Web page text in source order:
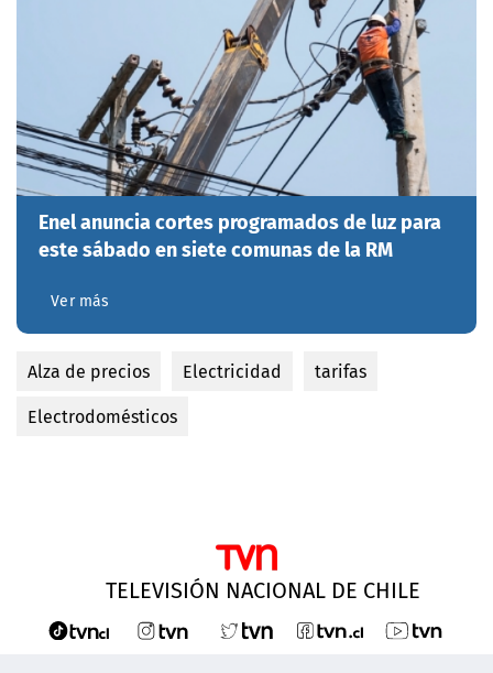
Enel anuncia cortes programados de luz para
este sábado en siete comunas de la RM
Ver más
Alza de precios Electricidad
tarifas
Electrodomésticos
TELEVISIÓN NACIONAL DE CHILE